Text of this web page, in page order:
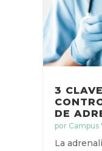
3
DE
por Campus
La